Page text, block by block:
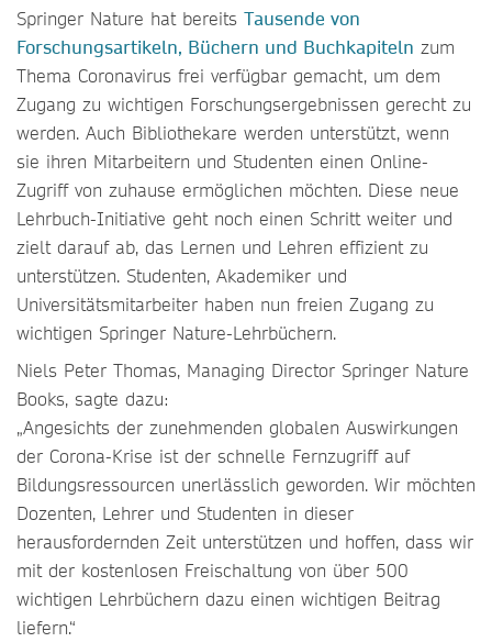
Springer Nature hat bereits Tausende von
Forschungsartikeln, Büchern und Buchkapiteln zum
Thema Coronavirus frei verfügbar gemacht, um dem
Zugang zu wichtigen Forschungsergebnissen gerecht zu
werden. Auch Bibliothekare werden unterstützt, wenn
sie ihren Mitarbeitern und Studenten einen Online-
Zugriff von zuhause ermöglichen möchten. Diese neue
Lehrbuch-Initiative geht noch einen Schritt weiter und
zielt darauf ab, das Lernen und Lehren effizient zu
unterstützen. Studenten, Akademiker und
Universitätsmitarbeiter haben nun freien Zugang zu
wichtigen Springer Nature-Lehrbüchern.
Niels Peter Thomas, Managing Director Springer Nature
Books, sagte dazu:
„Angesichts der zunehmenden globalen Auswirkungen
der Corona-Krise ist der schnelle Fernzugriff auf
Bildungsressourcen unerlässlich geworden. Wir möchten
Dozenten, Lehrer und Studenten in dieser
herausfordernden Zeit unterstützen und hoffen, dass wir
mit der kostenlosen Freischaltung von über 500
wichtigen Lehrbüchern dazu einen wichtigen Beitrag
liefern.“